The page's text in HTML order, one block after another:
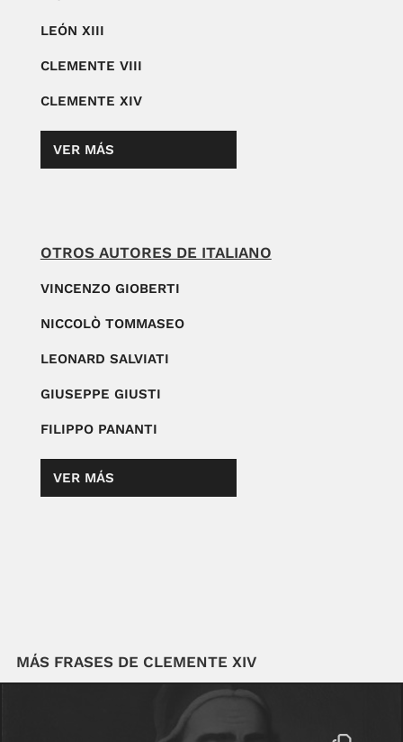
LEÓN XIII
CLEMENTE VIII
CLEMENTE XIV
VER MÁS
OTROS AUTORES DE ITALIANO
VINCENZO GIOBERTI
NICCOLÒ TOMMASEO
LEONARD SALVIATI
GIUSEPPE GIUSTI
FILIPPO PANANTI
VER MÁS
MÁS FRASES DE CLEMENTE XIV